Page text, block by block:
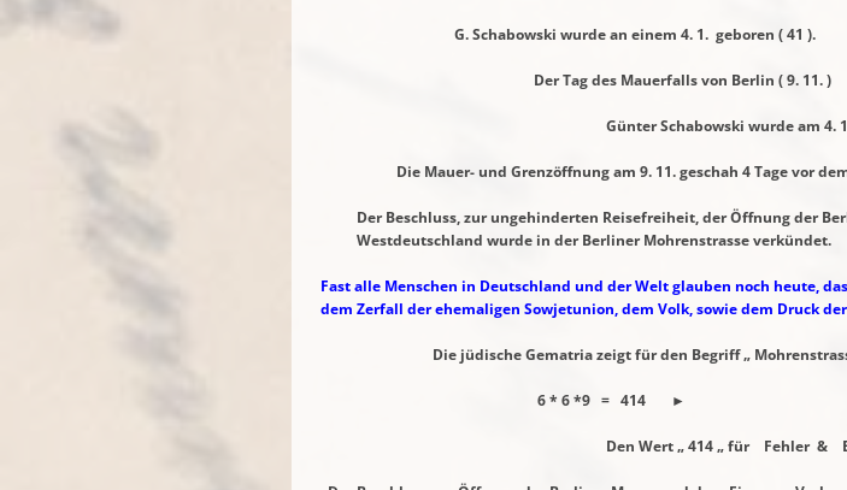
G. Schabowski wurde an einem 4. 1. geboren ( 41 ).
Der Tag des Mauerfalls von Berlin ( 9. 11.
Günter Schabowski wurde am 4. 1.
Die Mauer- und Grenzöffnung am 9. 11. geschah 4 Tage vor
Der Beschluss, zur ungehinderten Reisefreiheit, der Öffnung der
Westdeutschland wurde in der BerlinerMohrenstrasse verkündet.
Fast alle Menschen in Deutschland und der Welt glauben noch heute,
dem Zerfall derehemaligen Sowjetunion, dem Volk, sowie dem Druck
Die jüdische Gematria zeigt für den Begriff „
6 * 6 *9 = 414 ►
Den Wert „ 414 „ für Fehler & Error